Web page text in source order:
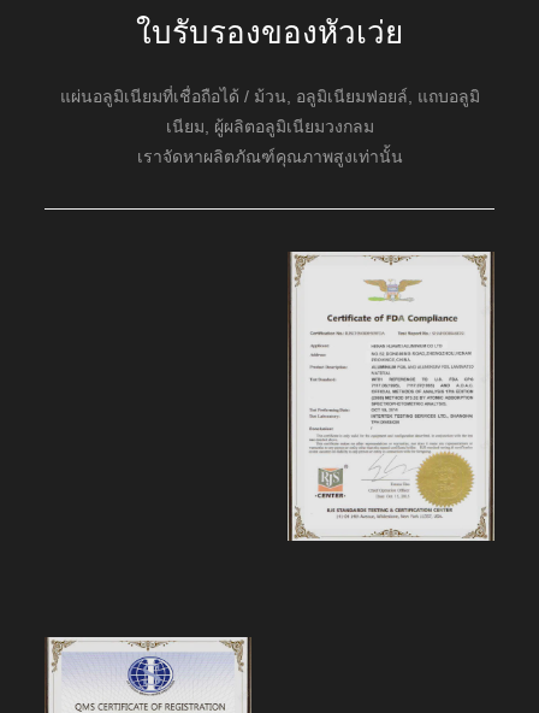
ใบรับรองของหัวเว่ย
แผ่นอลูมิเนียมที่เชื่อถือได้ / ม้วน, อลูมิเนียมฟอยล์, แถบอลูมิ
เนียม, ผู้ผลิตอลูมิเนียมวงกลม
เราจัดหาผลิตภัณฑ์คุณภาพสูงเท่านั้น